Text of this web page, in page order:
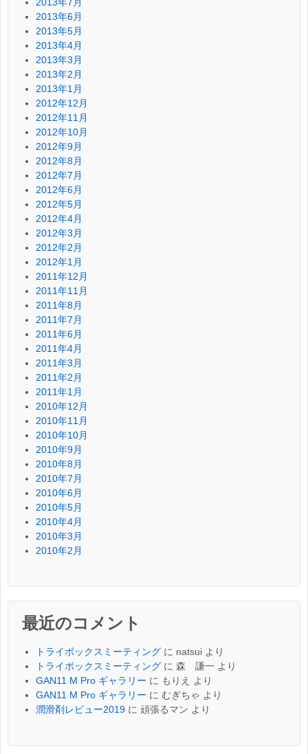
2013年7月
2013年6月
2013年5月
2013年4月
2013年3月
2013年2月
2013年1月
2012年12月
2012年11月
2012年10月
2012年9月
2012年8月
2012年7月
2012年6月
2012年5月
2012年4月
2012年3月
2012年2月
2012年1月
2011年12月
2011年11月
2011年8月
2011年7月
2011年6月
2011年4月
2011年3月
2011年2月
2011年1月
2010年12月
2010年11月
2010年10月
2010年9月
2010年8月
2010年7月
2010年6月
2010年5月
2010年4月
2010年3月
2010年2月
最近のコメント
トライボックスミーティング に natsui より
トライボックスミーティング に 森 謙一 より
GAN11 M Pro ギャラリー に もりえ
より
GAN11 M Pro ギャラリー に むぎちゃ より
潤滑剤レビュー2019 に 頑張るマン より